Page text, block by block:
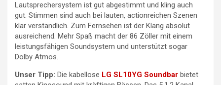
Lautsprechersystem ist gut abgestimmt und kling auch
gut. Stimmen sind auch bei lauten, actionreichen Szenen
klar verständlich. Zum Fernsehen ist der Klang absolut
ausreichend. Mehr Spaß macht der 86 Zöller mit einem
leistungsfähigen Soundsystem und unterstützt sogar
Dolby Atmos.
Unser Tipp: Die kabellose LG SL10YG Soundbar bietet